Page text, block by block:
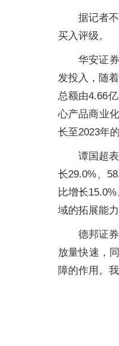
据记者
买入评级。
华安证
发投入，随
总额由4.66
心产品商业
长至2023年
谭国超
长29.0%、
比增长
域的拓展能力
德邦证
放量快速，
障的作用。